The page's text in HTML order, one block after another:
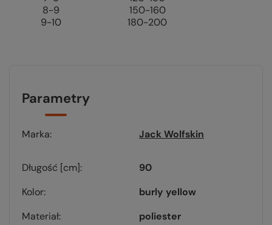
8-9
150-160
9-10
180-200
Parametry
Marka Jack Wolfskin
Długość [cm]
90
Kolor
burly yellow
Materiał
poliester